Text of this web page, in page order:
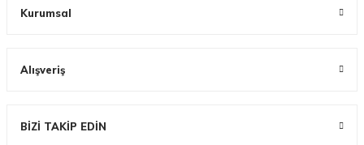
Kurumsal
Alışveriş
BİZİ TAKİP EDİN